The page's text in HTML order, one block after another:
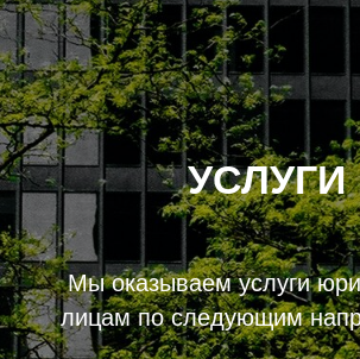
УСЛУГИ
Мы оказываем услуги
лицам по следующим